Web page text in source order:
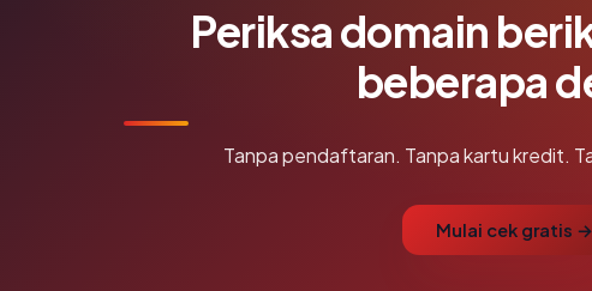
Periksa domain
beberapa
Tanpa pendaftaran. Tanpa kartu kredit.
Mulai cek gratis →